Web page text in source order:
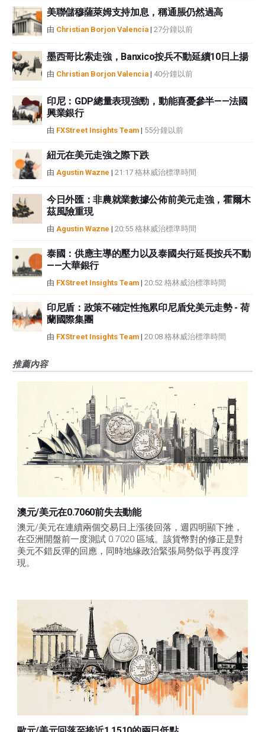
性不作任何陳述。FXStreet和作者將不承擔任何錯誤，遺漏或任何損失，傷害
或損害由此資訊及其顯示或使用引起的。錯誤和遺漏除外。本文作者和
FXStreet並非註冊投資顧問，本文內容無意提供任何投資建議。
美聯儲穆薩萊姆支持加息，稱通脹仍然過高
由 Christian Borjon Valencia | 27分鐘以前
墨西哥比索走強，Banxico按兵不動延續10日上揚
由 Christian Borjon Valencia | 40分鐘以前
印尼：GDP總量表現強勁，動能喜憂參半——法國
興業銀行
由 FXStreet Insights Team | 55分鐘以前
紐元在美元走強之際下跌
由 Agustin Wazne | 21:17 格林威治標準時間
今日外匯：非農就業數據公佈前美元走強，霍爾木
茲風險重現
由 Agustin Wazne | 20:55 格林威治標準時間
泰國：供應主導的壓力以及泰國央行延長按兵不動
——大華銀行
由 FXStreet Insights Team | 20:52 格林威治標準時間
印尼盾：政策不確定性拖累印尼盾兌美元走勢 - 荷
蘭國際集團
由 FXStreet Insights Team | 20:08 格林威治標準時間
推薦內容
澳元/美元在0.7060前失去動能
澳元/美元在連續兩個交易日上漲後回落，週四明顯下挫，
在亞洲開盤前一度測試 0.7020 區域。該貨幣對的修正是對
美元不錯反彈的回應，同時地緣政治緊張局勢似乎再度浮
現。